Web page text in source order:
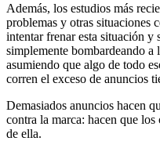
Además, los estudios más
problemas y otras situaciones
intentar frenar esta situación y
simplemente bombardeando a
asumiendo que algo de todo
corren el exceso de anuncios
Demasiados anuncios hacen
contra la marca: hacen que
de ella.